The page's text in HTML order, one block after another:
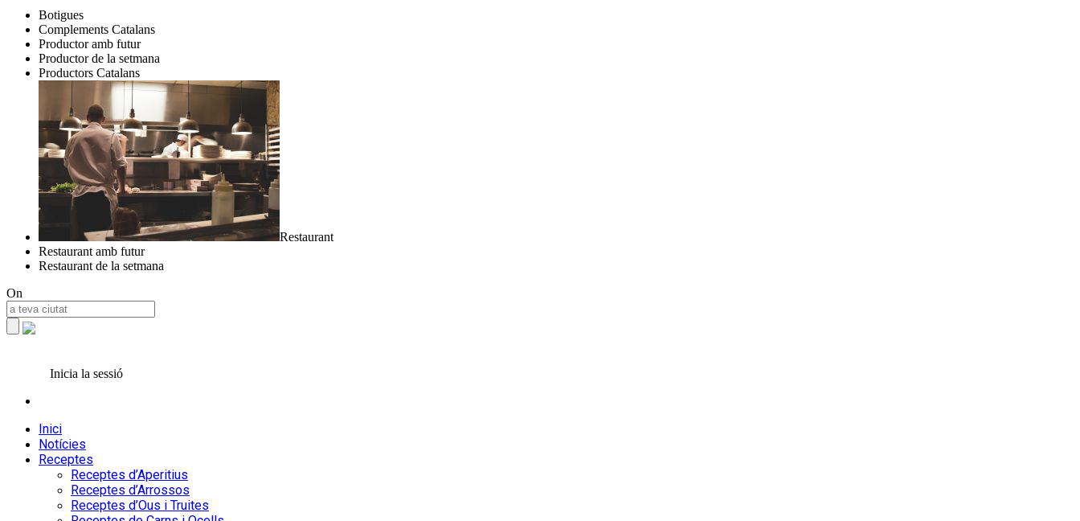
Botigues
Complements Catalans
Productor amb futur
Productor de la setmana
Productors Catalans
Restaurant
Restaurant amb futur
Restaurant de la setmana
On
Inicia la sessió
Inici
Notícies
Receptes
Receptes d’Aperitius
Receptes d’Arrossos
Receptes d’Ous i Truites